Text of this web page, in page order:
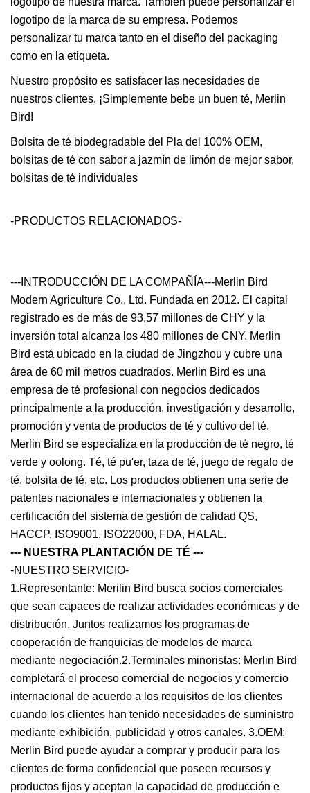
logotipo de la marca de su empresa. Podemos
personalizar tu marca tanto en el diseño del packaging
como en la etiqueta.
Nuestro propósito es satisfacer las necesidades de
nuestros clientes. ¡Simplemente bebe un buen té, Merlin
Bird!
Bolsita de té biodegradable del Pla del 100% OEM,
bolsitas de té con sabor a jazmín de limón de mejor sabor,
bolsitas de té individuales
-PRODUCTOS RELACIONADOS-
---INTRODUCCIÓN DE LA COMPAÑÍA---Merlin Bird
Modern Agriculture Co., Ltd. Fundada en 2012. El capital
registrado es de más de 93,57 millones de CHY y la
inversión total alcanza los 480 millones de CNY. Merlin
Bird está ubicado en la ciudad de Jingzhou y cubre una
área de 60 mil metros cuadrados. Merlin Bird es una
empresa de té profesional con negocios dedicados
principalmente a la producción, investigación y desarrollo,
promoción y venta de productos de té y cultivo del té.
Merlin Bird se especializa en la producción de té negro, té
verde y oolong. Té, té pu'er, taza de té, juego de regalo de
té, bolsita de té, etc. Los productos obtienen una serie de
patentes nacionales e internacionales y obtienen la
certificación del sistema de gestión de calidad QS,
HACCP, ISO9001, ISO22000, FDA, HALAL.
--- NUESTRA PLANTACIÓN DE TÉ ---
-NUESTRO SERVICIO-
1.Representante: Merilin Bird busca socios comerciales
que sean capaces de realizar actividades económicas y de
distribución. Juntos realizamos los programas de
cooperación de franquicias de modelos de marca
mediante negociación.2.Terminales minoristas: Merlin Bird
completará el proceso comercial de negocios y comercio
internacional de acuerdo a los requisitos de los clientes
cuando los clientes han tenido necesidades de suministro
mediante exhibición, publicidad y otros canales. 3.OEM:
Merlin Bird puede ayudar a comprar y producir para los
clientes de forma confidencial que poseen recursos y
productos fijos y aceptan la capacidad de producción e